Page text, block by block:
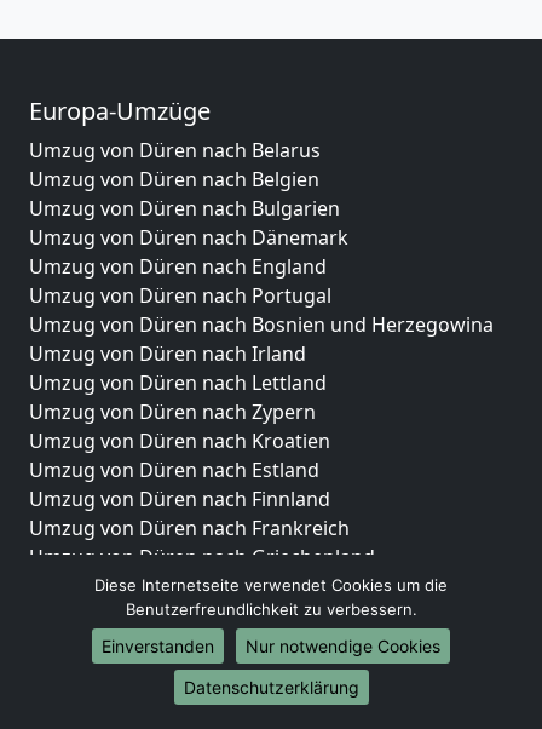
Europa-Umzüge
Umzug von Düren nach Belarus
Umzug von Düren nach Belgien
Umzug von Düren nach Bulgarien
Umzug von Düren nach Dänemark
Umzug von Düren nach England
Umzug von Düren nach Portugal
Umzug von Düren nach Bosnien und Herzegowina
Umzug von Düren nach Irland
Umzug von Düren nach Lettland
Umzug von Düren nach Zypern
Umzug von Düren nach Kroatien
Umzug von Düren nach Estland
Umzug von Düren nach Finnland
Umzug von Düren nach Frankreich
Umzug von Düren nach Griechenland
Umzug von Düren nach Italien
Umzug von Düren nach Liechtenstein
Umzug von Düren nach Luxemburg
Umzug von Düren nach Niederlande
Umzug von Düren nach Norwegen
Diese Internetseite verwendet Cookies um die
Benutzerfreundlichkeit zu verbessern.
Einverstanden
Nur notwendige Cookies
Datenschutzerklärung